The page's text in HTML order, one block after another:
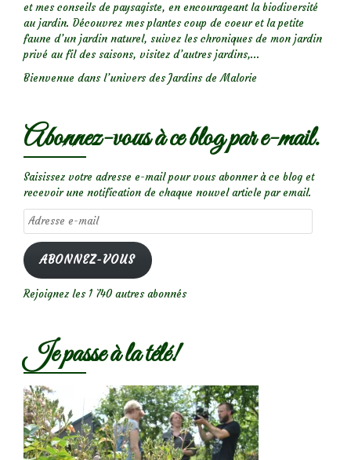
et mes conseils de paysagiste, en encourageant la biodiversité
au jardin. Découvrez mes plantes coup de coeur et la petite
faune d’un jardin naturel, suivez les chroniques de mon jardin
privé au fil des saisons, visitez d’autres jardins,...
Bienvenue dans l’univers des Jardins de Malorie
Abonnez-vous à ce blog par e-mail.
Saisissez votre adresse e-mail pour vous abonner à ce blog et
recevoir une notification de chaque nouvel article par email.
Adresse
e-
mail
ABONNEZ-VOUS
Rejoignez les 1 740 autres abonnés
Je passe à la télé!